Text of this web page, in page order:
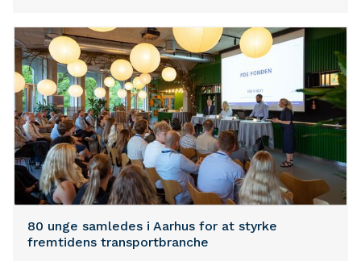
80 unge samledes i Aarhus for at styrke
fremtidens transportbranche